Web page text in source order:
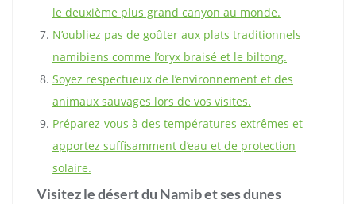
le deuxième plus grand canyon au monde.
N’oubliez pas de goûter aux plats traditionnels
namibiens comme l’oryx braisé et le biltong.
Soyez respectueux de l’environnement et des
animaux sauvages lors de vos visites.
Préparez-vous à des températures extrêmes et
apportez suffisamment d’eau et de protection
solaire.
Visitez le désert du Namib et ses dunes